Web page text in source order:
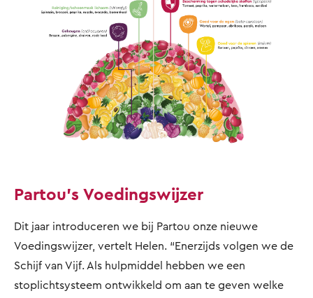
Partou’s Voedingswijzer
Dit jaar introduceren we bij Partou onze nieuwe
Voedingswijzer, vertelt Helen. “Enerzijds volgen we de
Schijf van Vijf. Als hulpmiddel hebben we een
stoplichtsysteem ontwikkeld om aan te geven welke